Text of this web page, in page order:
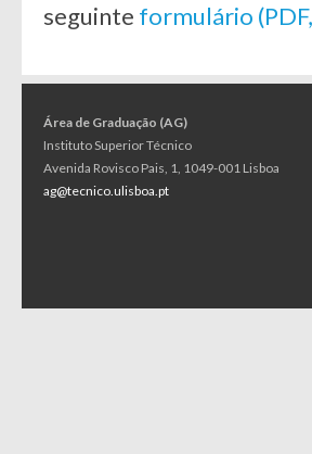
seguinte formulário
Área de Graduação (AG)
Instituto Superior Técnico
Avenida Rovisco Pais, 1, 1049-001 Lisboa
ag@tecnico.ulisboa.pt